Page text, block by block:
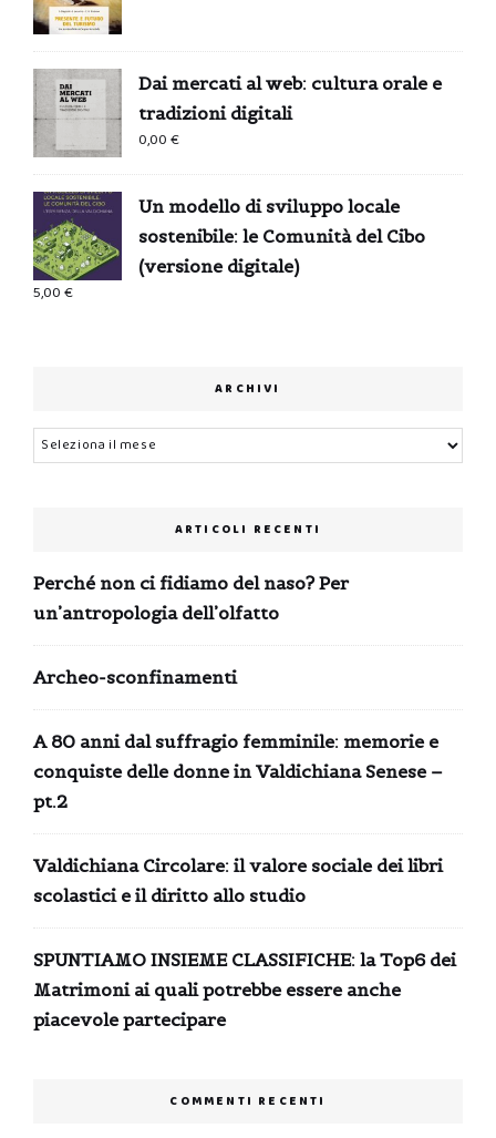
Dai mercati al web: cultura orale e
tradizioni digitali
0,00€
Un modello di sviluppo locale
sostenibile: le Comunità del Cibo
(versione digitale)
5,00€
ARCHIVI
Archivi
ARTICOLI RECENTI
Perché non ci fidiamo del naso? Per
un’antropologia dell’olfatto
Archeo-sconfinamenti
A 80 anni dal suffragio femminile: memorie e
conquiste delle donne in Valdichiana Senese –
pt.2
Valdichiana Circolare: il valore sociale dei libri
scolastici e il diritto allo studio
SPUNTIAMO INSIEME CLASSIFICHE: la Top6 dei
Matrimoni ai quali potrebbe essere anche
piacevole partecipare
COMMENTI RECENTI